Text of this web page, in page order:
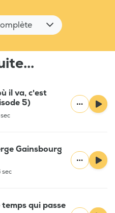
il va, c'est
5)
Gainsbourg
sec
qui passe